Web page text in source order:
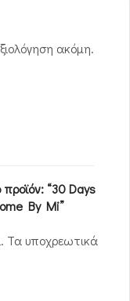
ακόμη.
“30 Days
By Mi”
Τα υποχρεωτικά